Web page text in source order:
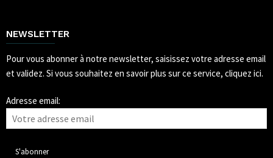
NEWSLETTER
Pour vous abonner à notre newsletter, saisissez votre adresse email
et validez. Si vous souhaitez en savoir plus sur ce service, cliquez ici.
Adresse email: